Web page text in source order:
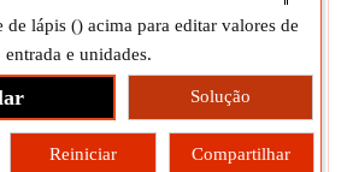
de lápis () acima para editar valores de
entrada e unidades.
Solução
Reiniciar Compartilhar